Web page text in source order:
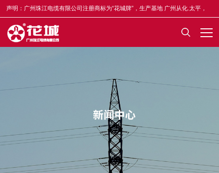
声明：广州珠江电缆有限公司注册商标为“花城牌”，生产基地 广州从化.太平，
合格证均印有“木棉花”标志，凡不符者为假冒，举报奖5-50万元，举报电话
13922335835。